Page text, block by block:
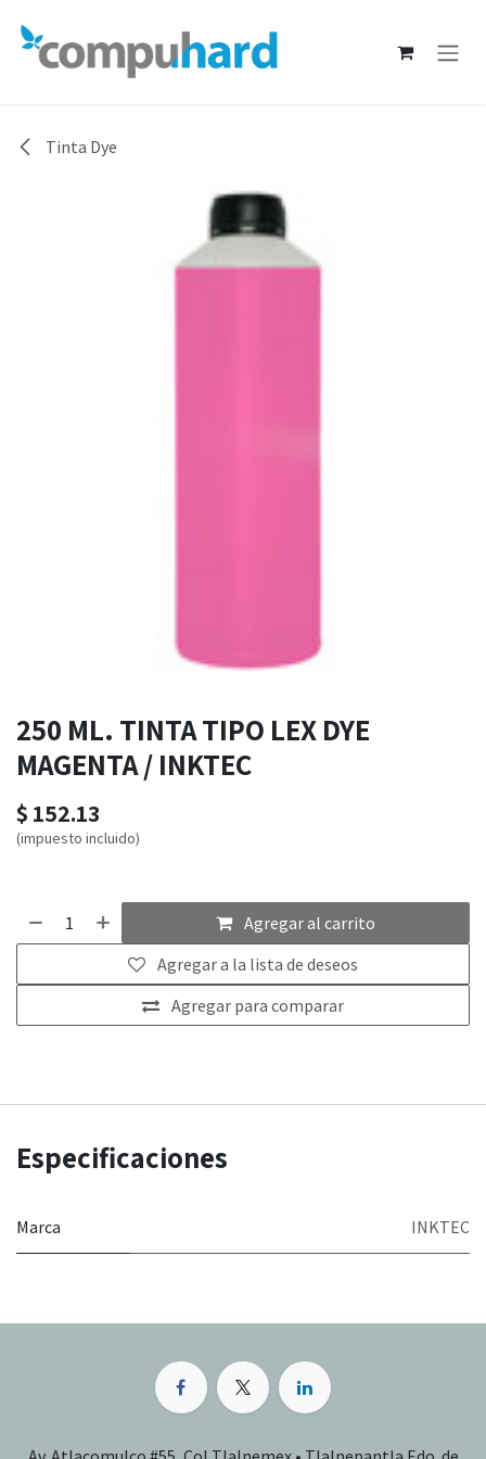
Tinta Dye
250 ML. TINTA TIPO LEX DYE
MAGENTA / INKTEC
$ 152.13
(impuesto incluido)
Agregar al carrito
Agregar para comparar
Agregar a la lista de deseos
Especificaciones
Marca INKTEC